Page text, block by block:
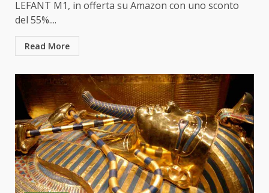
LEFANT M1, in offerta su Amazon con uno sconto
del 55%....
Read More